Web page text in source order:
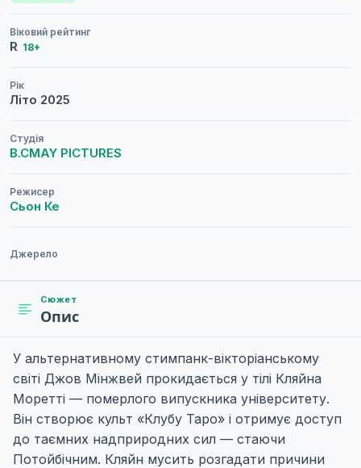
Віковий рейтинг
R 18+
Рік
Літо 2025
Студія
B.CMAY PICTURES
Режисер
Сьон Ке
Джерело
Сюжет
Опис
У альтернативному стимпанк-вікторіанському
світі Джов Мінжвей прокидається у тілі Кляйна
Моретті — померлого випускника університету.
Він створює культ «Клубу Таро» і отримує доступ
до таємних надприродних сил — стаючи
Потойбічним. Кляйн мусить розгадати причини